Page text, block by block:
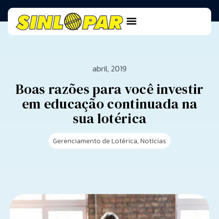
abril, 2019
Boas razões para você investir
em educação continuada na
sua lotérica
Gerenciamento de Lotérica,Notícias